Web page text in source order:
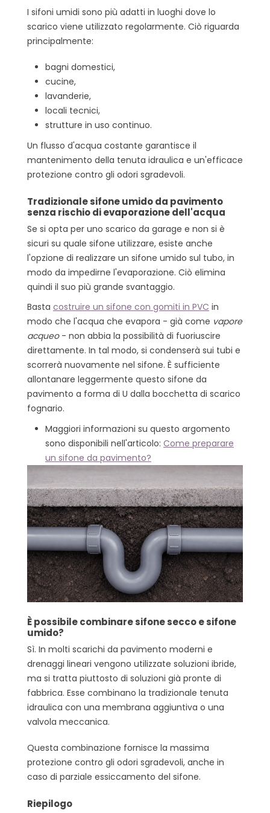
I sifoni umidi sono più adatti in luoghi dove lo
scarico viene utilizzato regolarmente. Ciò riguarda
principalmente:
bagni domestici,
cucine,
lavanderie,
locali tecnici,
strutture in uso continuo.
Un flusso d'acqua costante garantisce il
mantenimento della tenuta idraulica e un'efficace
protezione contro gli odori sgradevoli.
Tradizionale sifone umido da pavimento
senza rischio di evaporazione dell'acqua
Se si opta per uno scarico da garage e non si è
sicuri su quale sifone utilizzare, esiste anche
l'opzione di realizzare un sifone umido sul tubo, in
modo da impedirne l'evaporazione. Ciò elimina
quindi il suo più grande svantaggio.
Basta costruire un sifone con gomiti in PVC in
modo che l'acqua che evapora - già come vapore
acqueo- non abbia la possibilità di fuoriuscire
direttamente. In tal modo, si condenserà sui tubi e
scorrerà nuovamente nel sifone. È sufficiente
allontanare leggermente questo sifone da
pavimento a forma di U dalla bocchetta di scarico
fognario.
Maggiori informazioni su questo argomento
sono disponibili nell'articolo: Come preparare
un sifone da pavimento?
È possibile combinare sifone secco e sifone
umido?
Sì. In molti scarichi da pavimento moderni e
drenaggi lineari vengono utilizzate soluzioni ibride,
ma si tratta piuttosto di soluzioni già pronte di
fabbrica. Esse combinano la tradizionale tenuta
idraulica con una membrana aggiuntiva o una
valvola meccanica.
Questa combinazione fornisce la massima
protezione contro gli odori sgradevoli, anche in
caso di parziale essiccamento del sifone.
Riepilogo